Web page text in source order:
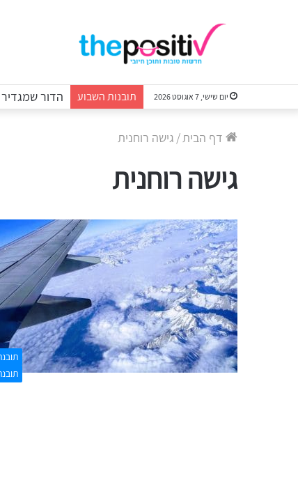
יום שישי, 7 אוגוסט 2026 תובנות השבוע הדור
דף הבית/ גישה רוחנית
גישה רוחנית